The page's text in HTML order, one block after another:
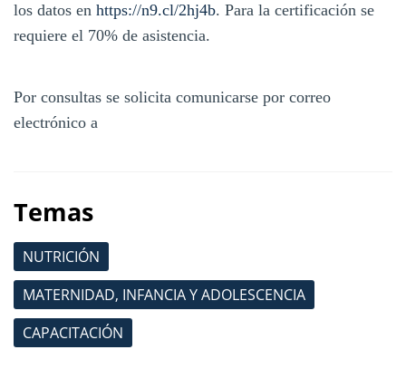
los datos en https://n9.cl/2hj4b. Para la certificación se
requiere el 70% de asistencia.
Por consultas se solicita comunicarse por correo
electrónico a
Temas
NUTRICIÓN
MATERNIDAD, INFANCIA Y ADOLESCENCIA
CAPACITACIÓN